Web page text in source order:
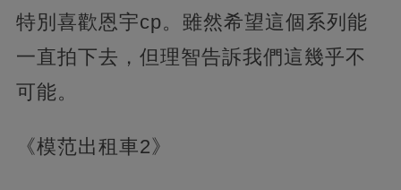
特別喜歡恩宇cp。雖然希望這個系列能
一直拍下去，但理智告訴我們這幾乎不
可能。
《模范出租車2》